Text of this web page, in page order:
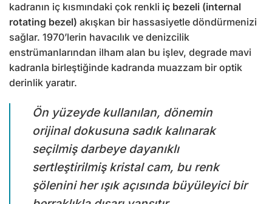
kadranın iç kısmındaki çok renkli iç bezeli (internal
rotating bezel) akışkan bir hassasiyetle döndürmenizi
sağlar. 1970’lerin havacılık ve denizcilik
enstrümanlarından ilham alan bu işlev, degrade mavi
kadranla birleştiğinde kadranda muazzam bir optik
derinlik yaratır.
Ön yüzeyde kullanılan, dönemin
orijinal dokusuna sadık kalınarak
seçilmiş darbeye dayanıklı
sertleştirilmiş kristal cam, bu renk
şölenini her ışık açısında büyüleyici bir